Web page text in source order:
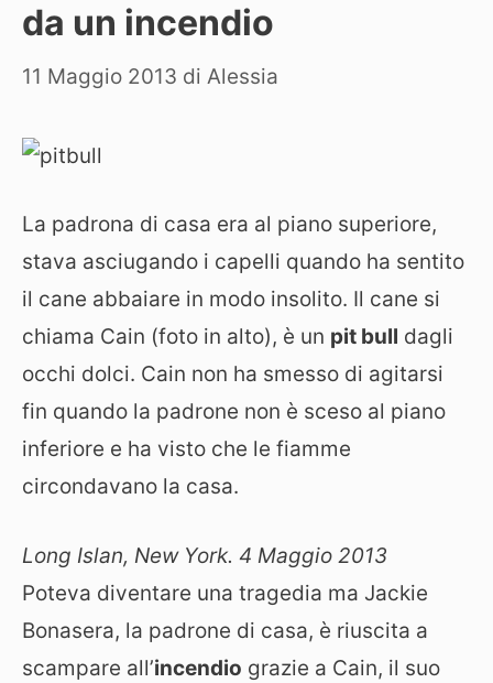
da un incendio
11 Maggio 2013 di Alessia
La padrona di casa era al piano superiore,
stava asciugando i capelli quando ha sentito
il cane abbaiare in modo insolito. Il cane si
chiama Cain (foto in alto), è un pit bull dagli
occhi dolci. Cain non ha smesso di agitarsi
fin quando la padrone non è sceso al piano
inferiore e ha visto che le fiamme
circondavano la casa.
Long Islan, New York. 4 Maggio 2013
Poteva diventare una tragedia ma Jackie
Bonasera, la padrone di casa, è riuscita a
scampare all’incendio grazie a Cain, il suo